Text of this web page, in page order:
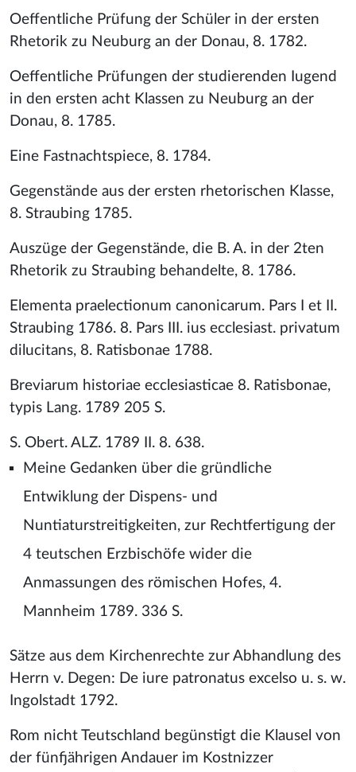
Oeffentliche Prüfung der Schüler in der ersten
Rhetorik zu Neuburg an der Donau, 8. 1782.
Oeffentliche Prüfungen der studierenden Iugend
in den ersten acht Klassen zu Neuburg an der
Donau, 8. 1785.
Eine Fastnachtspiece, 8. 1784.
Gegenstände aus der ersten rhetorischen Klasse,
8. Straubing 1785.
Auszüge der Gegenstände, die B. A. in der 2ten
Rhetorik zu Straubing behandelte, 8. 1786.
Elementa praelectionum canonicarum. Pars I et II.
Straubing 1786. 8. Pars III. ius ecclesiast. privatum
dilucitans, 8. Ratisbonae 1788.
Breviarum historiae ecclesiasticae 8. Ratisbonae,
typis Lang. 1789 205 S.
S. Obert. ALZ. 1789 II. 8. 638.
Meine Gedanken über die gründliche
Entwiklung der Dispens- und
Nuntiaturstreitigkeiten, zur Rechtfertigung der
4 teutschen Erzbischöfe wider die
Anmassungen des römischen Hofes, 4.
Mannheim 1789. 336 S.
Sätze aus dem Kirchenrechte zur Abhandlung des
Herrn v. Degen: De iure patronatus excelso u. s. w.
Ingolstadt 1792.
Rom nicht Teutschland begünstigt die Klausel von
der fünfjährigen Andauer im Kostnizzer